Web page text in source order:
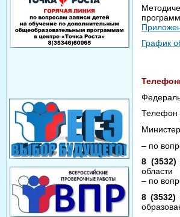
График
Телефон
– по
8 (3532)
области
– по
8 (3532)